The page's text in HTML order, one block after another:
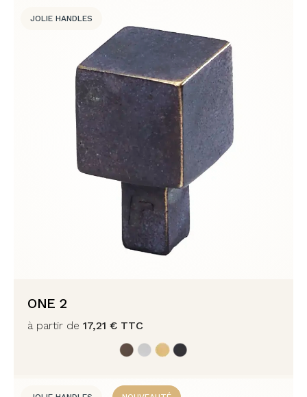
JOLIE HANDLES
ONE 2
à partir de 17,21 € TTC